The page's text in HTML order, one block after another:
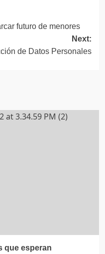
futuro de menores
Next:
de Datos Personales
que esperan